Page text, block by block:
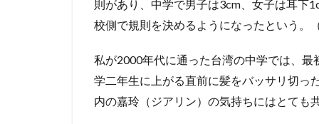
則があり、中学で男子は3cm、女子は耳下
校側で規則を決めるようになったという。
私が2000年代に通った台湾の中学では、
学二年生に上がる直前に髪をバッサリ切っ
内の嘉玲（ジアリン）の気持ちにはとても